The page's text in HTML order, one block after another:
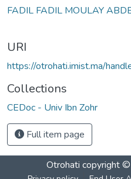
FADIL FADIL MOULAY
URI
https://otrohati.imist.ma/
Collections
CEDoc - Univ Ibn Zohr
Full item page
Otrohati copyright